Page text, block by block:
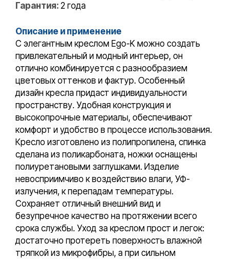
Гарантия: 2 года
Описание и применение
С элегантным креслом Ego-K можно создать
привлекательный и модный интерьер, он
отлично комбинируется с разнообразием
цветовых оттенков и фактур. Особенный
дизайн кресла придаст индивидуальности
пространству. Удобная конструкция и
высокопрочные материалы, обеспечивают
комфорт и удобство в процессе использования.
Кресло изготовлено из полипропилена, спинка
сделана из поликарбоната, ножки оснащены
полиуретановыми заглушками. Изделие
невосприимчиво к воздействию влаги, УФ-
излучения, к перепадам температуры.
Сохраняет отличный внешний вид и
безупречное качество на протяжении всего
срока службы. Уход за креслом прост и легок:
достаточно протереть поверхность влажной
тряпкой из микрофибры, а при сильном